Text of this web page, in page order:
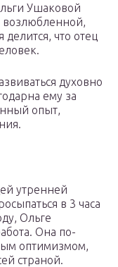
Ушаковой
что отец
духовно
ему за
опыт,
утренней
в 3 часа
Ольге
Она по-
оптимизмом,
страной.